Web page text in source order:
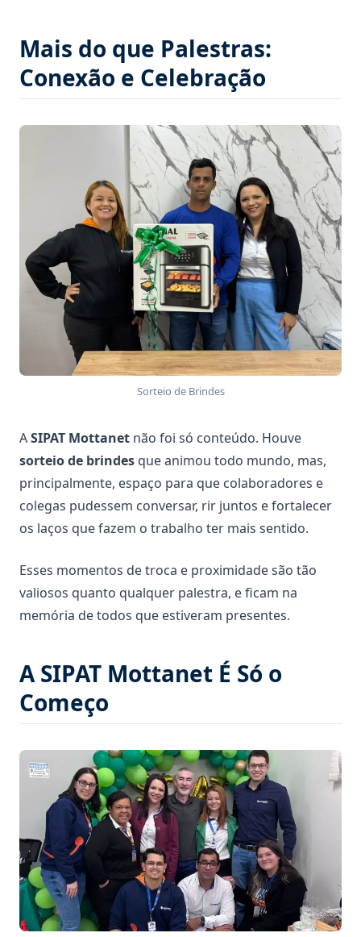
Mais do que Palestras:
Conexão e Celebração
Sorteio de Brindes
ASIPAT Mottanet não foi só conteúdo. Houve
sorteio de brindes que animou todo mundo, mas,
principalmente, espaço para que colaboradores e
colegas pudessem conversar, rir juntos e fortalecer
os laços que fazem o trabalho ter mais sentido.
Esses momentos de troca e proximidade são tão
valiosos quanto qualquer palestra, e ficam na
memória de todos que estiveram presentes.
A SIPAT Mottanet É Só o
Começo